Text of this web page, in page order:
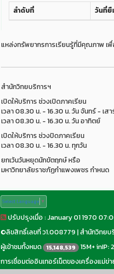
ลำดับที่ วันที่ยื
แหล่งทรัพยากรการเรียนรู้ที่มีคุณภาพ
สำนักวิทยบริการฯ
เปิดให้บริการ ช่วงเปิดภาคเรียน
เวลา 08.30 น. - 16.30 น. วัน จันทร์ - เสา
เวลา 08.30 น. - 16.30 น. วัน อาทิตย์
เปิดให้บริการ ช่วงปิดภาคเรียน
เวลา 08.30 น. - 16.30 น. ทุกวัน
ยกเว้นวันหยุดนักขัตฤกษ์ หรือ
มหาวิทยาลัยราชภัฏกำแพงเพชร กำหนด
Select Language ▼
ปรับปรุงเมื่อ : January 01 1970
©ลิขสิทธิ์เลขที่ ว1.008779 |สำนักวิทยบ
ผู้เข้าชมทั้งหมด 15,148,539 15M+ inIP:
การเชื่อมต่ออินเทอร์เน็ตของเครื่องแม่ข่